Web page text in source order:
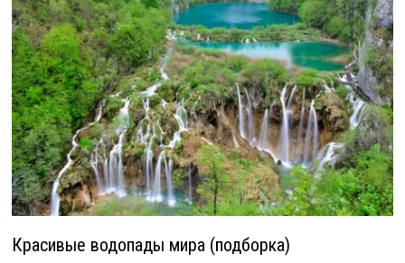
Красивые водопады мира (подборка)